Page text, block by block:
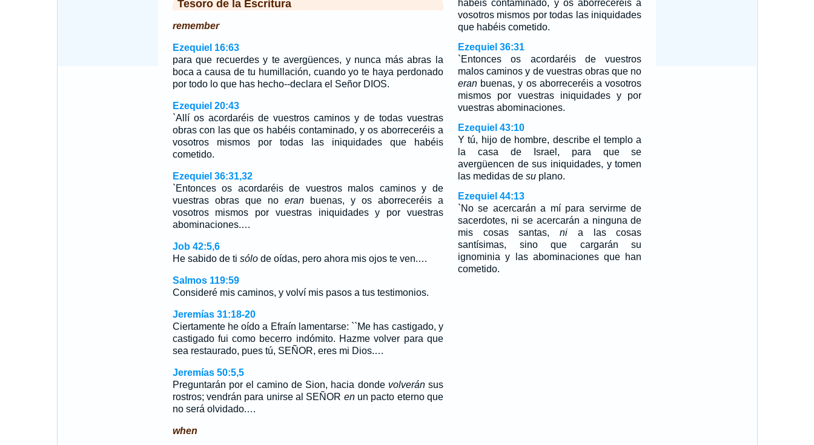
Tesoro de la Escritura
remember
Ezequiel 16:63
para que recuerdes y te avergüences, y nunca más abras la
boca a causa de tu humillación, cuando yo te haya perdonado
por todo lo que has hecho--declara el Señor DIOS.
Ezequiel 20:43
`Allí os acordaréis de vuestros caminos y de todas vuestras
obras con las que os habéis contaminado, y os aborreceréis a
vosotros mismos por todas las iniquidades que habéis
cometido.
Ezequiel 36:31,32
`Entonces os acordaréis de vuestros malos caminos y de
vuestras obras que no eranbuenas, y os aborreceréis a
vosotros mismos por vuestras iniquidades y por vuestras
abominaciones.…
Job 42:5,6
He sabido de ti sólode oídas, pero ahora mis ojos te ven.…
Salmos 119:59
Consideré mis caminos, y volví mis pasos a tus testimonios.
Jeremías 31:18-20
Ciertamente he oído a Efraín lamentarse: ``Me has castigado, y
castigado fui como becerro indómito. Hazme volver para que
sea restaurado, pues tú, SEÑOR, eres mi Dios.…
Jeremías 50:5,5
Preguntarán por el camino de Sion, hacia donde volveránsus
rostros; vendrán para unirse al SEÑOR enun pacto eterno que
no será olvidado.…
when
habéis contaminado, y os aborreceréis a
vosotros mismos por todas las iniquidades
que habéis cometido.
Ezequiel 36:31
`Entonces os acordaréis de vuestros
malos caminos y de vuestras obras que no
eranbuenas, y os aborreceréis a vosotros
mismos por vuestras iniquidades y por
vuestras abominaciones.
Ezequiel 43:10
Y tú, hijo de hombre, describe el templo a
la casa de Israel, para que se
avergüencen de sus iniquidades, y tomen
las medidas de suplano.
Ezequiel 44:13
`No se acercarán a mí para servirme de
sacerdotes, ni se acercarán a ninguna de
mis cosas santas,ni a las cosas
santísimas, sino que cargarán su
ignominia y las abominaciones que han
cometido.